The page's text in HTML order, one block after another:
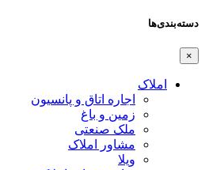
دسته‌بندی‌ها
×
املاک
اجاره اتاق و پانسیون
زمین و باغ
ملک صنعتی
مشاور املاک
ویلا